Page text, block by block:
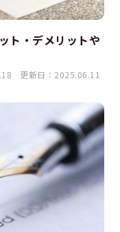
ト・デメリットや
更新日：2025.06.11